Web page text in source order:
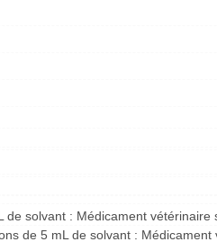
solvant : Médicament vétérinaire
de 5 mL de solvant : Médicament